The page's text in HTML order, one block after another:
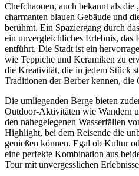
Chefchaouen, auch bekannt als die
charmanten blauen Gebäude und
berühmt. Ein Spaziergang durch
ein unvergleichliches Erlebnis, das
entführt. Die Stadt ist ein
wie Teppiche und Keramiken zu
die Kreativität, die in jedem Stück
Traditionen der Berber kennen, die
Die umliegenden Berge bieten
Outdoor-Aktivitäten wie Wandern
den nahegelegenen Wasserfällen
Highlight, bei dem Reisende die
genießen können. Egal ob Kultur
eine perfekte Kombination aus
Tour mit unvergesslichen